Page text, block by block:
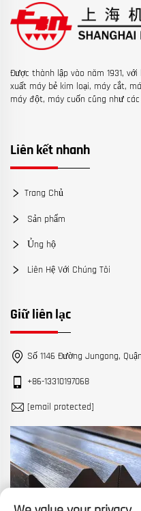
Được thành lập vào năm 1931,
xuất máy bẻ kim loại, máy cắt,
máy đột, máy cuốn cũng như
Liên kết nhanh
Trang Chủ
Sản phẩm
Ủng hộ
Liên Hệ Với Chúng Tôi
Giữ liên lạc
Số 1146 Đường Jungong,
+86-13310197068
[email protected]